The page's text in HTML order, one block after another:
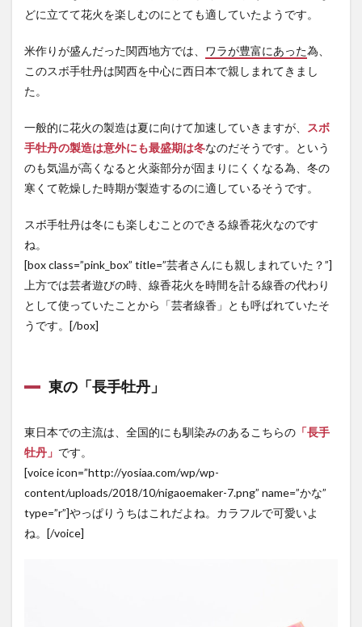
どに立てて花火を楽しむのにとても適していたようです。
米作りが盛んだった関西地方では、 ワラが豊富にあった為、
このスボ手牡丹は関西を中心に西日本で親しまれてきまし
た。
一般的に花火の製造は夏に向けて加速していきますが、
スボ
手牡丹の製造は意外にも最盛期は冬なのだそうです。という
のも気温が高くなると火薬部分が固まりにくくなる為、冬の
寒くて乾燥した時期が製造するのに適しているそうです。
スボ手牡丹は冬にも楽しむことのできる線香花火なのです
ね。
[box class=”pink_box” title=”芸者さんにも親しまれていた？”]
上方では芸者遊びの時、線香花火を時間を計る線香の代わり
として使っていたことから「芸者線香」とも呼ばれていたそ
うです。[/box]
東の「長手牡丹」
東日本での主流は、全国的にも馴染みのあるこちらの 「長手
牡丹」 です。
[voice icon=”http://yosiaa.com/wp/wp-
content/uploads/2018/10/nigaoemaker-7.png” name=”かな”
type=”r”]やっぱりうちはこれだよね。カラフルで可愛いよ
ね。[/voice]